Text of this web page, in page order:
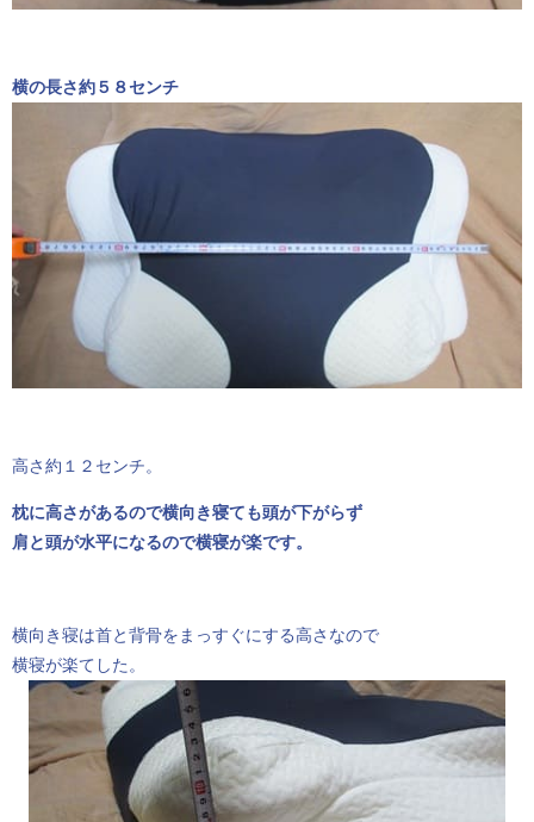
横の長さ約５８センチ
高さ約１２センチ。
枕に高さがあるので横向き寝ても頭が下がらず
肩と頭が水平になるので横寝が楽です。
横向き寝は首と背骨をまっすぐにする高さなので
横寝が楽てした。